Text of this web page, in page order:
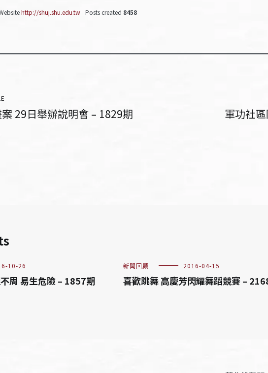
http://shuj.shu.edu.tw Posts created 8458
29日舉辦說明會 – 1829期
軍功社
10-26
周 易生危險 – 1857期
新聞回顧 2016-04-15
喜歡跳舞 高慶芳閃耀舞蹈競賽 –